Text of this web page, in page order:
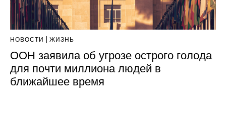
НОВОСТИ ЖИЗНЬ
ООН заявила об угрозе острого голода
для почти миллиона людей в
ближайшее время